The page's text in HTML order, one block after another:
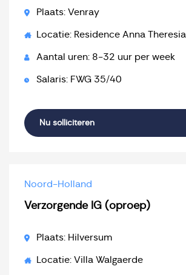
Plaats: Venray
Locatie: Residence Anna Theresia
Aantal uren: 8-32 uur per week
Salaris: FWG 35/40
Nu solliciteren
Noord-Holland
Verzorgende IG (oproep)
Plaats: Hilversum
Locatie: Villa Walgaerde